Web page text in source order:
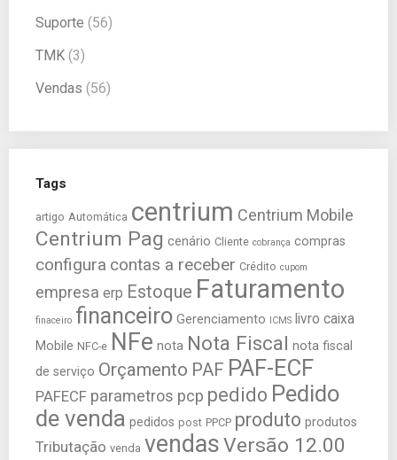
Suporte (56)
TMK (3)
Vendas (56)
Tags
artigo Automática centrium Centrium Mobile
Centrium Pag cenário Cliente cobrança compras
configura contas a receber Crédito cupom
empresa erp Estoque Faturamento
finaceiro financeiro Gerenciamento ICMS livro caixa
Mobile NFC-e NFe nota Nota Fiscal nota fiscal
de serviço Orçamento PAF PAF-ECF
PAFECF parametros pcp pedido Pedido
de venda pedidos post PPCP produto produtos
Tributação venda vendasVersão 12.00